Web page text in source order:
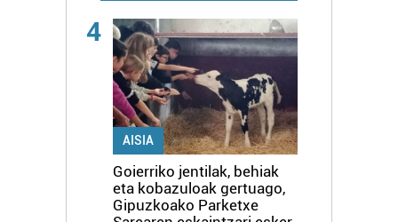
4
AISIA
Goierriko jentilak, behiak
eta kobazuloak gertuago,
Gipuzkoako Parketxe